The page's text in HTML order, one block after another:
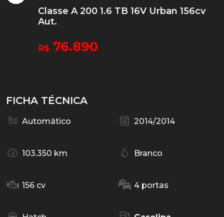
Classe A 200 1.6 TB 16V Urban 156cv
Aut.
R$ 76.890
FICHA TÉCNICA
Automático 2014/2014
103.350 km Branco
156 cv 4 portas